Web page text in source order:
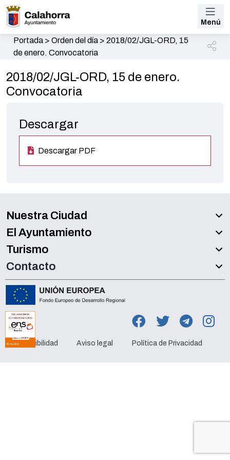
Menú
Portada> Orden del día> 2018/02/JGL-ORD, 15
de enero. Convocatoria
2018/02/JGL-ORD, 15 de enero.
Convocatoria
Descargar
Descargar PDF
Nuestra Ciudad
El Ayuntamiento
Turismo
Contacto
Accesibilidad Aviso legal Política de Privacidad